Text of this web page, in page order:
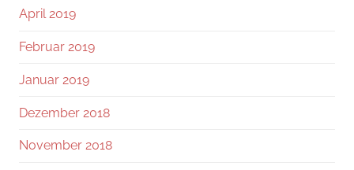
April 2019
Februar 2019
Januar 2019
Dezember 2018
November 2018